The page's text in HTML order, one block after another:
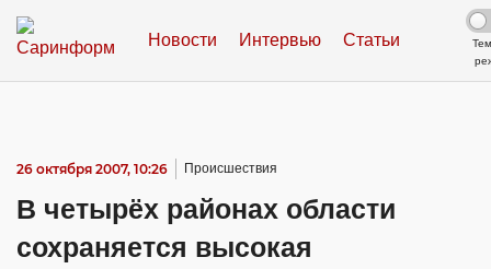
Новости Интервью Статьи
26 октября 2007, 10:26 Происшествия
В четырёх районах области
сохраняется высокая